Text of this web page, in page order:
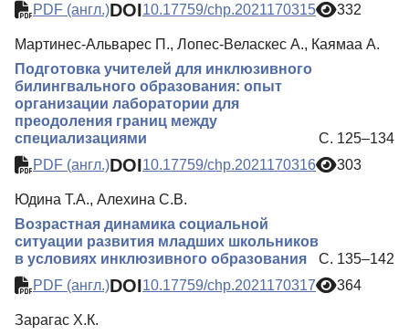
PDF (англ.)DOI10.17759/chp.2021170315 332
Мартинес-Альварес П., Лопес-Веласкес А., Каямаа А.
Подготовка учителей для инклюзивного
билингвального образования: опыт
организации лаборатории для
преодоления границ между
специализациями
С. 125–134
PDF (англ.)DOI10.17759/chp.2021170316 303
Юдина Т.А., Алехина С.В.
Возрастная динамика социальной
ситуации развития младших школьников
в условиях инклюзивного образования
С. 135–142
PDF (англ.)DOI10.17759/chp.2021170317 364
Зарагас Х.К.